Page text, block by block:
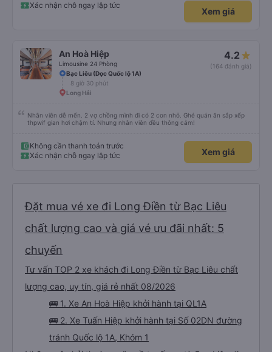
Xác nhận chỗ ngay lập tức
Xem giá
An Hoà Hiệp
Limousine 24 Phòng
4.2
(164 đánh giá)
Bạc Liêu (Dọc Quốc lộ 1A)
8 giờ 30 phút
Long Hải
Nhân viên dễ mến. 2 vợ chồng mình đi có 2 con nhỏ. Ghé quán ăn sắp xếp
thpwif gian hơi chậm tí. Nhưng nhân viên đều thông cảm!
Không cần thanh toán trước
Xác nhận chỗ ngay lập tức
Xem giá
Đặt mua vé xe đi Long Điền từ Bạc Liêu
chất lượng cao và giá vé ưu đãi nhất: 5
chuyến
Tư vấn TOP 2 xe khách đi Long Điền từ Bạc Liêu chất
lượng cao, uy tín, giá rẻ nhất 08/2026
🚌 1. Xe An Hoà Hiệp khởi hành tại QL1A
🚌 2. Xe Tuấn Hiệp khởi hành tại Số 02DN đường
tránh Quốc lộ 1A, Khóm 1